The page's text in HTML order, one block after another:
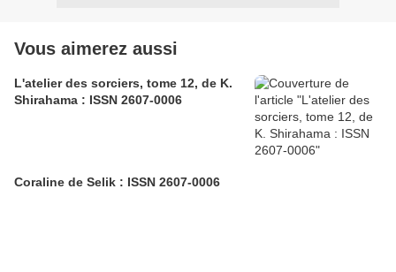
Vous aimerez aussi
L'atelier des sorciers, tome 12, de K.
Shirahama : ISSN 2607-0006
Coraline de Selik : ISSN 2607-0006